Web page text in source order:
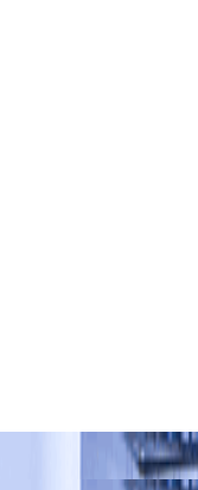
Bairro Alto Lisboa